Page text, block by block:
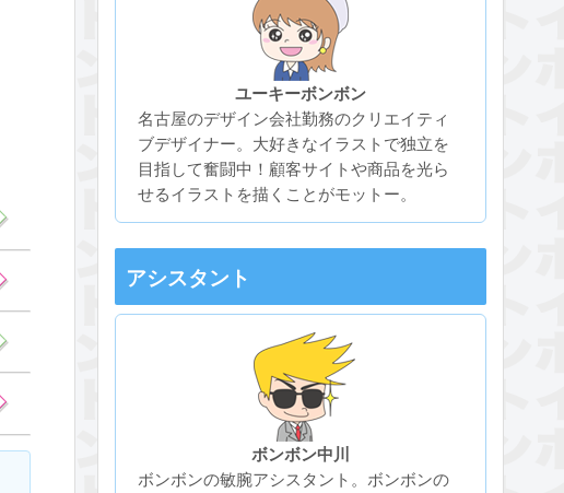
ユーキーボンボン
名古屋のデザイン会社勤務のクリエイティ
ブデザイナー。大好きなイラストで独立を
目指して奮闘中！顧客サイトや商品を光ら
せるイラストを描くことがモットー。
アシスタント
ボンボン中川
ボンボンの敏腕アシスタント。ボンボンの